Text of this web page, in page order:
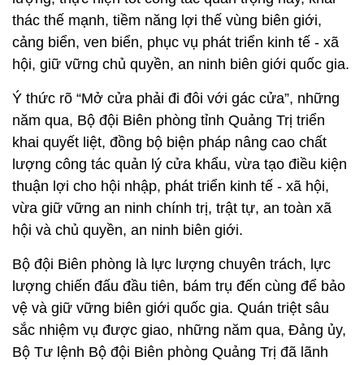
thác thế mạnh, tiềm năng lợi thế vùng biên giới,
cảng biển, ven biển, phục vụ phát triển kinh tế - xã
hội, giữ vững chủ quyền, an ninh biên giới quốc gia.
Ý thức rõ “Mở cửa phải đi đôi với gác cửa”, những
năm qua, Bộ đội Biên phòng tỉnh Quảng Trị triển
khai quyết liệt, đồng bộ biện pháp nâng cao chất
lượng công tác quản lý cửa khẩu, vừa tạo điều kiện
thuận lợi cho hội nhập, phát triển kinh tế - xã hội,
vừa giữ vững an ninh chính trị, trật tự, an toàn xã
hội và chủ quyền, an ninh biên giới.
Bộ đội Biên phòng là lực lượng chuyên trách, lực
lượng chiến đấu đầu tiên, bám trụ đến cùng để bảo
vệ và giữ vững biên giới quốc gia. Quán triệt sâu
sắc nhiệm vụ được giao, những năm qua, Đảng ủy,
Bộ Tư lệnh Bộ đội Biên phòng Quảng Trị đã lãnh